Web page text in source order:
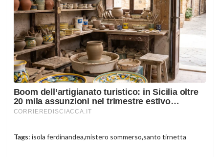
Tags: isola ferdinandea,mistero sommerso,santo tirnetta